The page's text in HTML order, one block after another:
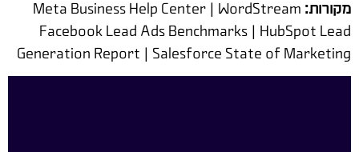
מקורות: Meta Business Help Center | WordStream
Facebook Lead Ads Benchmarks | HubSpot Lead
Generation Report | Salesforce State of Marketing